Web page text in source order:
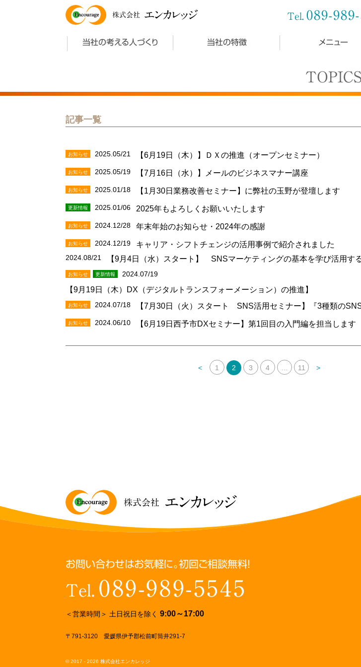
株式会社エンカレッジ Tel. 089-
当社の考える人づくり 当社の特徴 メニュー
TOPICS
記事一覧
お知らせ 2025.05/21 【6月19日（木）】ＤＸの推進（オープンセミナー）
お知らせ 2025.05/19 【7月16日（水）】メールのビジネスマナー講座
お知らせ 2025.01/18 【1月30日業務改善セミナー】に弊社の玉野が登壇します
更新情報 2025.01/06 2025年もよろしくお願いいたします
お知らせ 2024.12/28 年末年始のお知らせ・2024年の感謝
お知らせ 2024.12/19 キャリア・シフトチェンジの活用事例で紹介されました
2024.08/21 【9月4日（水）スタート】 SNSマーケティングの基本を学び活用す
お知らせ 更新情報 2024.07/19
【9月19日（木）DX（デジタルトランスフォーメーション）の推進】
お知らせ 2024.07/18 【7月30日（火）スタート SNS活用セミナー】『3種類の
お知らせ 2024.06/10 【6月19日西予市DXセミナー】第1回目の入門編を担当します
< 1 2 3 4 … 11 >
株式会社 エンカレッジ
お問い合わせはお気軽に。初回ご相談無料！
Tel. 089-989-5545
＜営業時間＞ 土日祝日を除く 9:00～17:00
〒791-3120 愛媛県伊予郡松前町筒井291-7
© 2017 - 2026 株式会社エンカレッジ